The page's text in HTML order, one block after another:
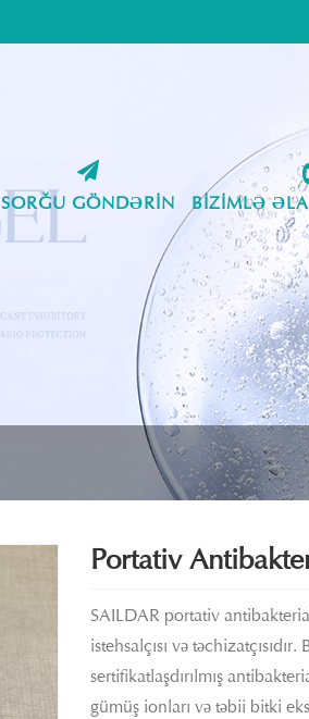
SORĞU GÖNDƏRIN BIZIMLƏ
Portativ
SAILDAR portativ
istehsalçısı və
sertifikatlaşdırılmış
gümüş ionları və təbii bitki